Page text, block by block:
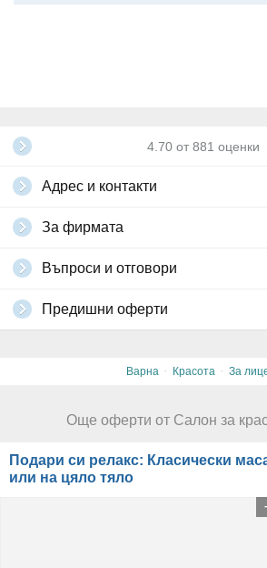
4.70 от 881 оценки
Адрес и контакти
За фирмата
Въпроси и отговори
Предишни оферти
Варна · Красота · За
Още оферти от Салон за
Подари си релакс: Класически
или на цяло тяло